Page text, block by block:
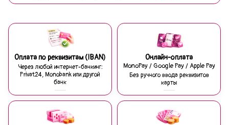
Оплата по реквизитам (IBAN)
Через любой интернет-банкинг:
Privat24, Monobank или другой
банк
Онлайн-оплата
MonoPay / Google Pay / Apple Pay
Без ручного ввода реквизитов
карты